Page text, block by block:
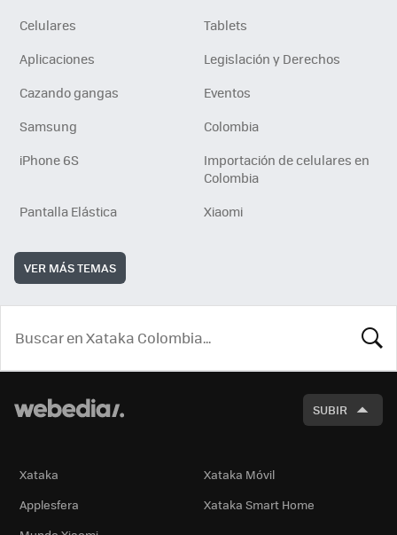
Celulares
Tablets
Aplicaciones
Legislación y Derechos
Cazando gangas
Eventos
Samsung
Colombia
iPhone 6S
Importación de celulares en
Colombia
Pantalla Elástica
Xiaomi
VER MÁS TEMAS
SUBIR
Xataka
Xataka Móvil
Applesfera
Xataka Smart Home